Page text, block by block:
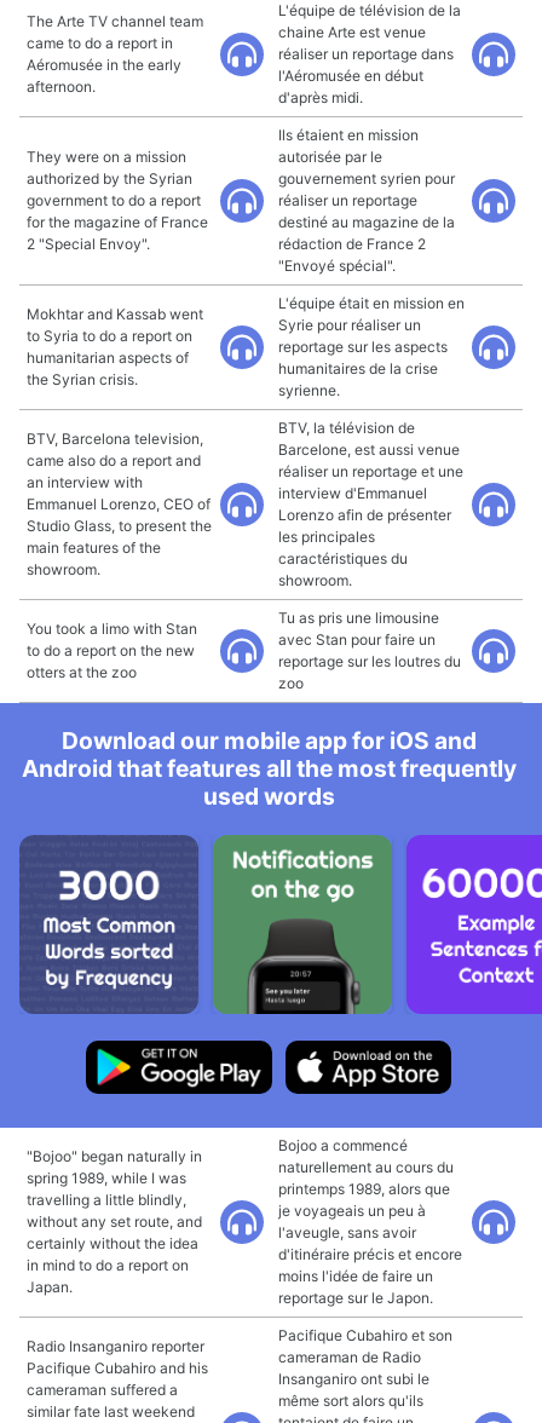
The Arte TV channel team
came to do a report in
Aéromusée in the early
afternoon.
L'équipe de télévision de la
chaine Arte est venue
réaliser un reportage dans
l'Aéromusée en début
d'après midi.
They were on a mission
authorized by the Syrian
government to do a report
for the magazine of France
2 "Special Envoy".
Ils étaient en mission
autorisée par le
gouvernement syrien pour
réaliser un reportage
destiné au magazine de la
rédaction de France 2
"Envoyé spécial".
Mokhtar and Kassab went
to Syria to do a report on
humanitarian aspects of
the Syrian crisis.
L'équipe était en mission en
Syrie pour réaliser un
reportage sur les aspects
humanitaires de la crise
syrienne.
BTV, Barcelona television,
came also do a report and
an interview with
Emmanuel Lorenzo, CEO of
Studio Glass, to present the
main features of the
showroom.
BTV, la télévision de
Barcelone, est aussi venue
réaliser un reportage et une
interview d'Emmanuel
Lorenzo afin de présenter
les principales
caractéristiques du
showroom.
You took a limo with Stan
to do a report on the new
otters at the zoo
Tu as pris une limousine
avec Stan pour faire un
reportage sur les loutres du
zoo
Download our mobile app for iOS and
Android that features all the most frequently
used words
"Bojoo" began naturally in
spring 1989, while I was
travelling a little blindly,
without any set route, and
certainly without the idea
in mind to do a report on
Japan.
Bojoo a commencé
naturellement au cours du
printemps 1989, alors que
je voyageais un peu à
l'aveugle, sans avoir
d'itinéraire précis et encore
moins l'idée de faire un
reportage sur le Japon.
Radio Insanganiro reporter
Pacifique Cubahiro and his
cameraman suffered a
similar fate last weekend
Pacifique Cubahiro et son
cameraman de Radio
Insanganiro ont subi le
même sort alors qu'ils